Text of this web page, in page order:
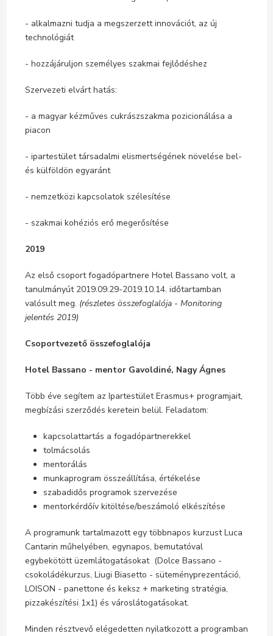
- alkalmazni tudja a megszerzett innovációt, az új
technológiát
- hozzájáruljon személyes szakmai fejlődéshez
Szervezeti elvárt hatás:
- a magyar kézműves cukrászszakma pozicionálása a
piacon
- ipartestület társadalmi elismertségének növelése bel-
és külföldön egyaránt
- nemzetközi kapcsolatok szélesítése
- szakmai kohéziós erő megerősítése
2019
Az első csoport fogadópartnere Hotel Bassano volt, a
tanulmányút 2019.09.29-2019.10.14. időtartamban
valósult meg. (részletes összefoglalója - Monitoring
jelentés 2019)
Csoportvezető összefoglalója
Hotel Bassano - mentor Gavoldiné, Nagy Ágnes
Több éve segítem az Ipartestület Erasmus+ programjait,
megbízási szerződés keretein belül. Feladatom:
kapcsolattartás a fogadópartnerekkel
tolmácsolás
mentorálás
munkaprogram összeállítása, értékelése
szabadidős programok szervezése
mentorkérdőív kitöltése/beszámoló elkészítése
A programunk tartalmazott egy többnapos kurzust Luca
Cantarin műhelyében, egynapos, bemutatóval
egybekötött üzemlátogatásokat (Dolce Bassano -
csokoládékurzus, Liugi Biasetto - süteményprezentáció,
LOISON - panettone és keksz + marketing stratégia,
pizzakészítési 1x1) és városlátogatásokat.
Minden résztvevő elégedetten nyilatkozott a programban